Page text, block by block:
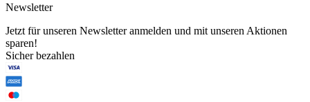
Newsletter
Jetzt für unseren Newsletter anmelden und mit unseren Aktionen
sparen!
Sicher bezahlen